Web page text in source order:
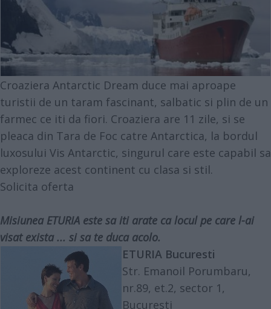
Croaziera Antarctic Dream duce mai aproape
turistii de un taram fascinant, salbatic si plin de un
farmec ce iti da fiori. Croaziera are 11 zile, si se
pleaca din Tara de Foc catre Antarctica, la bordul
luxosului Vis Antarctic, singurul care este capabil sa
exploreze acest continent cu clasa si stil.
Solicita oferta
Misiunea ETURIA este sa iti arate ca locul pe care l-ai
visat exista ... si sa te duca acolo.
ETURIA Bucuresti
Str. Emanoil Porumbaru,
nr.89, et.2, sector 1,
Bucuresti